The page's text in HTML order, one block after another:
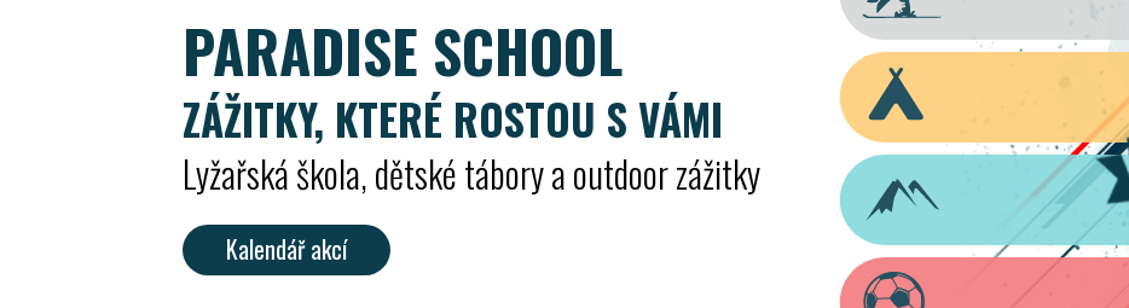
PARADISE SCHOOL
ZÁŽITKY, KTERÉ ROSTOU S VÁMI
Lyžařská škola, dětské tábory a outdoor zážitky
Kalendář akcí